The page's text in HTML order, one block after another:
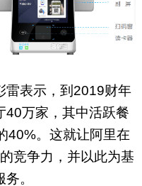
雷表示，到2019财年
40万家，其中活跃餐
40%。这就让阿里在
竞争力，并以此为基
务。